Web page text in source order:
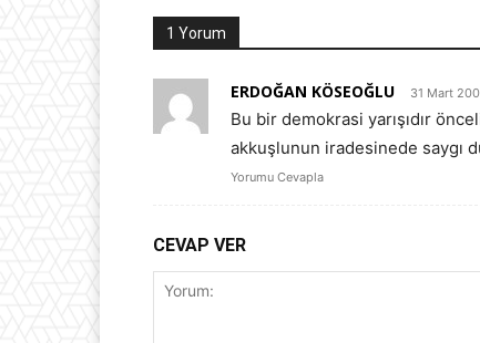
1 Yorum
ERDOĞAN KÖSEOĞLU 31 Mart
Bu bir demokrasi yarışıdır
akkuşlunun iradesinede saygı
Yorumu Cevapla
CEVAP VER